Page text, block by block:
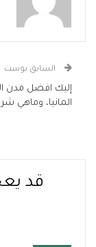
السابق بوست
إليك افضل مدن
المانيا، وماهي
قد